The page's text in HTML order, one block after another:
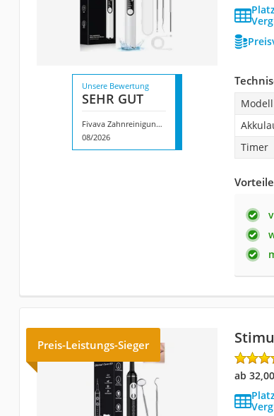
Unsere Bewertung
SEHR GUT
Fivava Zahnreinigungsset
08/2026
Modell
Timer
Vorteile
Preis-Leistungs-Sieger
ab